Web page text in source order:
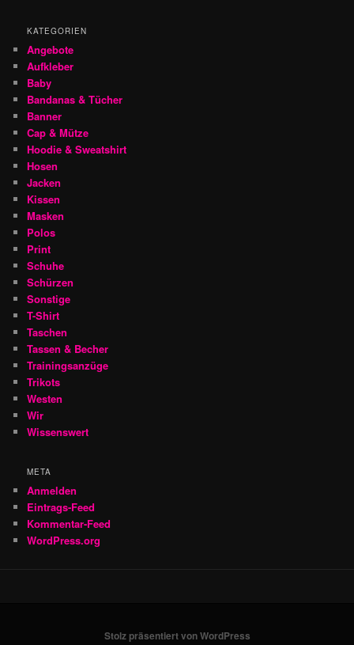
KATEGORIEN
Angebote
Aufkleber
Baby
Bandanas & Tücher
Banner
Cap & Mütze
Hoodie & Sweatshirt
Hosen
Jacken
Kissen
Masken
Polos
Print
Schuhe
Schürzen
Sonstige
T-Shirt
Taschen
Tassen & Becher
Trainingsanzüge
Trikots
Westen
Wir
Wissenswert
META
Anmelden
Eintrags-Feed
Kommentar-Feed
WordPress.org
Stolz präsentiert von WordPress